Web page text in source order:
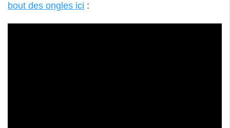
bout des ongles ici :